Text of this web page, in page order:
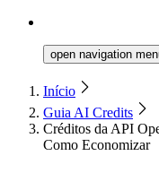
open navigation
Início
Guia AI Credits
Créditos da API
Como Economizar